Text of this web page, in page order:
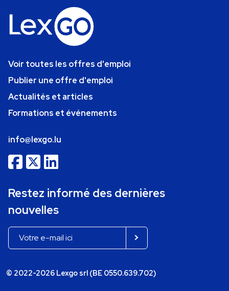
Voir toutes les offres d'emploi
Publier une offre d'emploi
Actualités et articles
Formations et événements
info@lexgo.lu
Restez informé des dernières
nouvelles
© 2022-2026 Lexgo srl (BE 0550.639.702)